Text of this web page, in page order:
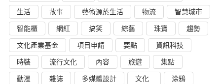
生活
故事 藝術源於生活 物流
智慧城市
智能櫃
網紅 搞笑 綜藝 珠寶
趨勢
文化產業基金
項目申請 要點
資訊科技
時裝
流行文化 內容 旅遊
集點
動漫
雜誌 多媒體設計 文化
涂鴉